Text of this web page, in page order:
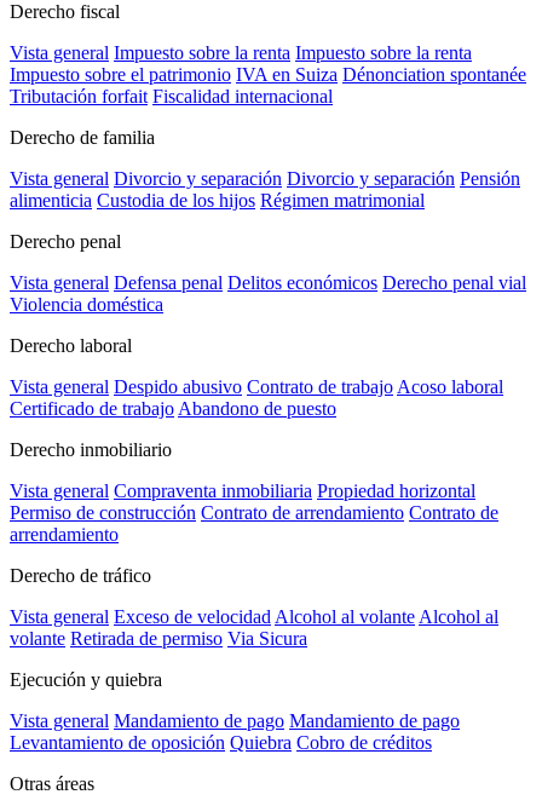
Derecho fiscal
Vista general Impuesto sobre la renta Impuesto sobre la renta
Impuesto sobre el patrimonio IVA en Suiza Dénonciation spontanée
Tributación forfait Fiscalidad internacional
Derecho de familia
Vista general Divorcio y separación Divorcio y separación Pensión
alimenticia Custodia de los hijos Régimen matrimonial
Derecho penal
Vista general Defensa penal Delitos económicos Derecho penal vial
Violencia doméstica
Derecho laboral
Vista general Despido abusivo Contrato de trabajo Acoso laboral
Certificado de trabajo Abandono de puesto
Derecho inmobiliario
Vista general Compraventa inmobiliaria Propiedad horizontal
Permiso de construcción Contrato de arrendamiento Contrato de
arrendamiento
Derecho de tráfico
Vista general Exceso de velocidad Alcohol al volante Alcohol al
volante Retirada de permiso Via Sicura
Ejecución y quiebra
Vista general Mandamiento de pago Mandamiento de pago
Levantamiento de oposición Quiebra Cobro de créditos
Otras áreas